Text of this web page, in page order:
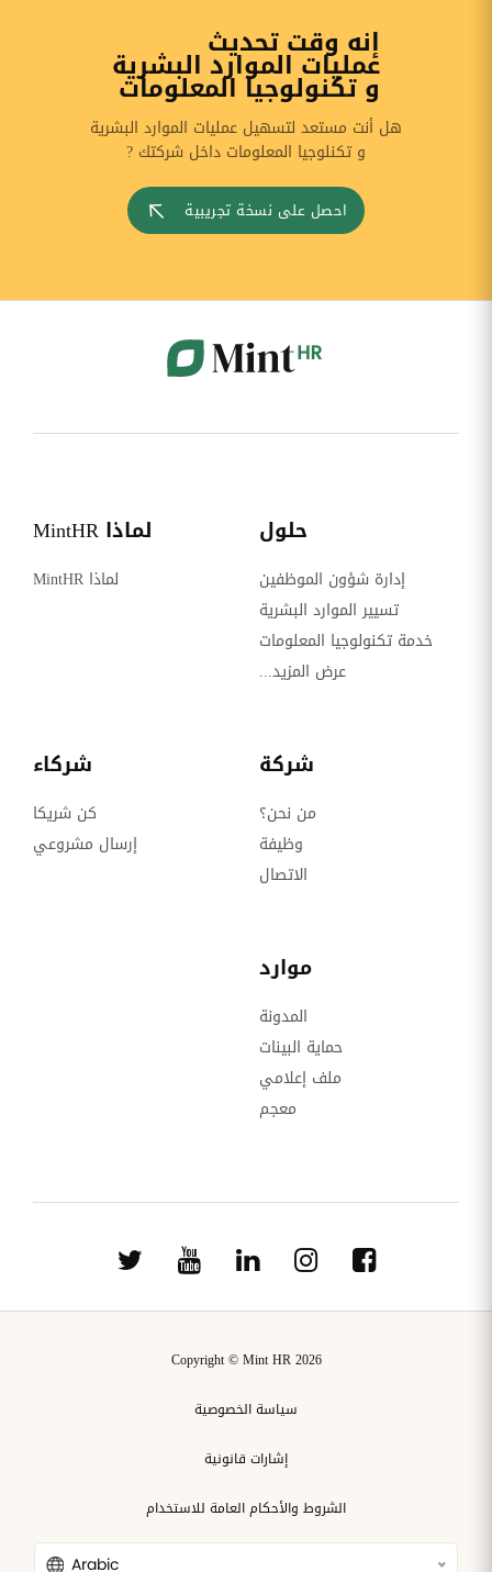
إنه وقت تحديث
عمليات الموارد البشرية
و تكنولوجيا المعلومات
هل أنت مستعد لتسهيل عمليات الموارد البشرية
و تكنلوجيا المعلومات داخل شركتك ?
احصل على نسخة تجريبية
حلول
إدارة شؤون الموظفين
تسيير الموارد البشرية
خدمة تكنولوجيا المعلومات
عرض المزيد...
لماذا MintHR
لماذا MintHR
شركة
من نحن؟
وظيفة
الاتصال
شركاء
كن شريكا
إرسال مشروعي
موارد
المدونة
حماية البينات
ملف إعلامي
معجم
Copyright © Mint HR 2026
سياسة الخصوصية
إشارات قانونية
الشروط والأحكام العامة للاستخدام
Arabic